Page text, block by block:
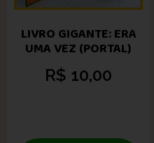
LIVRO GIGANTE: ERA
UMA VEZ (PORTAL)
R$ 10,00